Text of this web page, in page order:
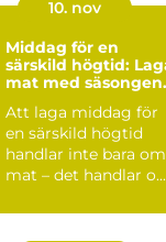
10. nov
Middag för en
särskild högtid:
mat med
Att laga middag för
en särskild högtid
handlar inte bara om
mat – det handlar o...